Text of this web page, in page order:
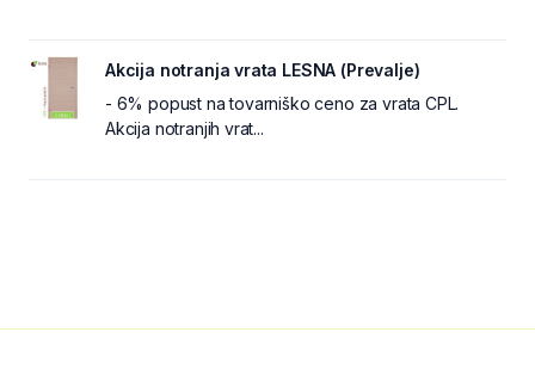
Akcija notranja vrata LESNA (Prevalje)
- 6% popust na tovarniško ceno za vrata CPL.
Akcija notranjih vrat...